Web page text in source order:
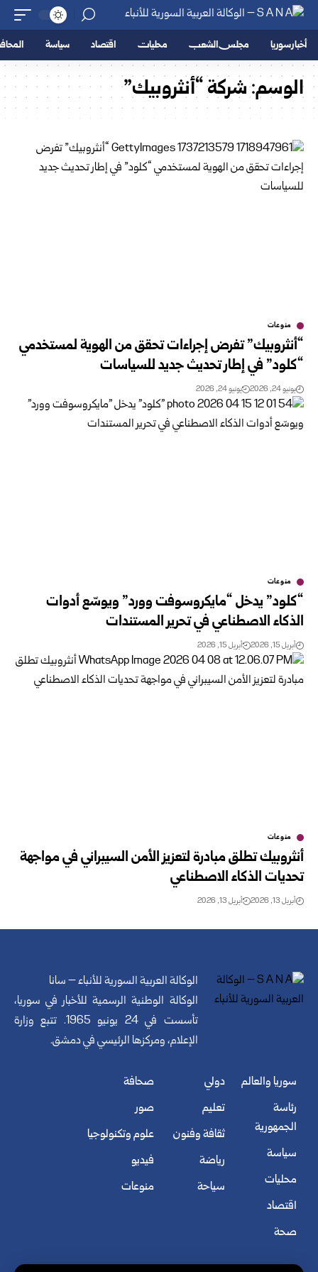
أخبار سوريا مجلس الشعب محليات اقتصاد سياسة
الوسم:شركة “أنثروبيك”
منوعات
“أنثروبيك” تفرض إجراءات تحقق من الهوية لمستخدمي
“كلود” في إطار تحديث جديد للسياسات
يونيو 24, 2026 يونيو 24, 2026
منوعات
“كلود” يدخل “مايكروسوفت وورد” ويوسّع أدوات
الذكاء الاصطناعي في تحرير المستندات
أبريل 15, 2026 أبريل 15, 2026
منوعات
أنثروبيك تطلق مبادرة لتعزيز الأمن السيبراني في مواجهة
تحديات الذكاء الاصطناعي
أبريل 13, 2026 أبريل 13, 2026
الوكالة العربية السورية للأنباء – سانا
الوكالة الوطنية الرسمية للأخبار في سوريا،
تأسست في 24 يونيو 1965. تتبع وزارة
الإعلام، ومركزها الرئيسي في دمشق.
سوريا والعالم
رئاسة
الجمهورية
سياسة
محليات
اقتصاد
صحة
دولي
تعليم
ثقافة وفنون
رياضة
سياحة
صحافة
صور
علوم وتكنولوجيا
فيديو
منوعات